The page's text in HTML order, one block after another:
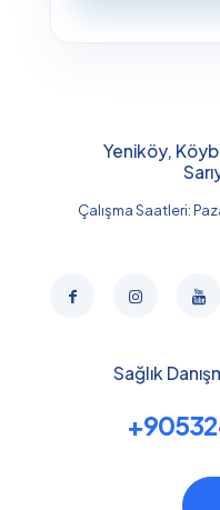
Yeniköy,
Çalışma Saatleri:
Sağlık